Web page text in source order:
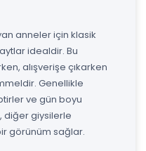
anneler için klasik
idealdir. Bu
alışverişe çıkarken
Genellikle
ve gün boyu
diğer giysilerle
görünüm sağlar.